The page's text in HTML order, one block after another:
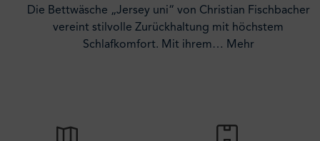
Die Bettwäsche „Jersey uni“ von Christian Fischbacher
vereint stilvolle Zurückhaltung mit höchstem
Schlafkomfort. Mit ihrem… Mehr